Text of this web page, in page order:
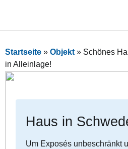
Startseite » Objekt » Schönes
in Alleinlage!
Haus in
Um Exposés unbeschränkt